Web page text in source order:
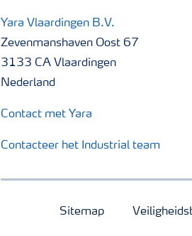
Yara Vlaardingen B.V.
Zevenmanshaven Oost 67
3133 CA Vlaardingen
Nederland
Contact met Yara
Contacteer het Industrial team
Sitemap